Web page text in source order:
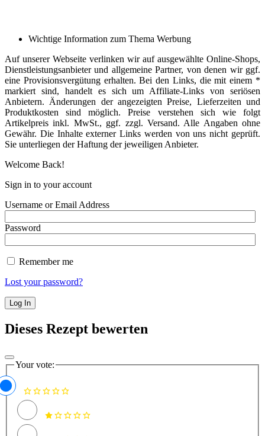
Wichtige Information zum Thema Werbung
Auf unserer Webseite verlinken wir auf ausgewählte Online-Shops,
Dienstleistungsanbieter und allgemeine Partner, von denen wir ggf.
eine Provisionsvergütung erhalten. Bei den Links, die mit einem *
markiert sind, handelt es sich um Affiliate-Links von seriösen
Anbietern. Änderungen der angezeigten Preise, Lieferzeiten und
Produktkosten sind möglich. Preise verstehen sich wie folgt
Artikelpreis inkl. MwSt., ggf. zzgl. Versand. Alle Angaben ohne
Gewähr. Die Inhalte externer Links werden von uns nicht geprüft.
Sie unterliegen der Haftung der jeweiligen Anbieter.
Welcome Back!
Sign in to your account
Username or Email Address
Password
Remember me
Lost your password?
Dieses Rezept bewerten
Your vote: